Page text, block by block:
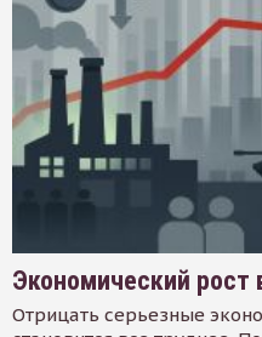
Экономический рост
Отрицать серьезные